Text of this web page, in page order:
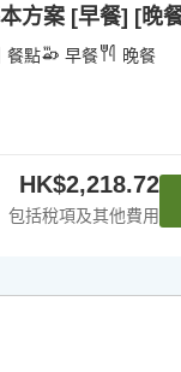
方案 [早餐] [晚
餐點 早餐 晚餐
HK$2,218.72
包括稅項及其他費用